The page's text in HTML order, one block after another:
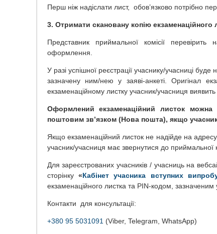
Перш ніж надіслати лист, обов’язково потрібно
3. Отримати скановану копію екзаменаційного
Представник приймальної комісії перевірить
оформлення.
У разі успішної реєстрації учаснику/учасниці
зазначену ним/нею у заяві-анкеті. Оригінал
екзаменаційному листку учасник/учасниця
Оформлений екзаменаційний листок
поштовим зв’язком (Нова пошта), якщо
Якщо екзаменаційний листок не надійде на
учасник/учасниця має звернутися до приймальної
Для зареєстрованих учасників / учасниць на
сторінку «Кабінет учасника вступних
екзаменаційного листка та РIN-кодом, зазначеним
Контакти для консультації:
+380 95 5031091 (Viber, Telegram, WhatsApp)